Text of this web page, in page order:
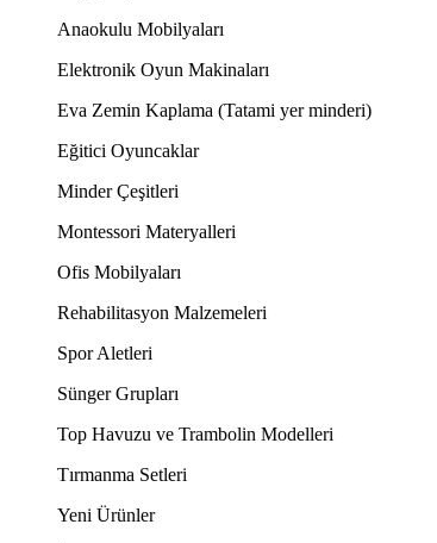
Anaokulu Mobilyaları
Elektronik Oyun Makinaları
Eva Zemin Kaplama (Tatami yer minderi)
Eğitici Oyuncaklar
Minder Çeşitleri
Montessori Materyalleri
Ofis Mobilyaları
Rehabilitasyon Malzemeleri
Spor Aletleri
Sünger Grupları
Top Havuzu ve Trambolin Modelleri
Tırmanma Setleri
Yeni Ürünler